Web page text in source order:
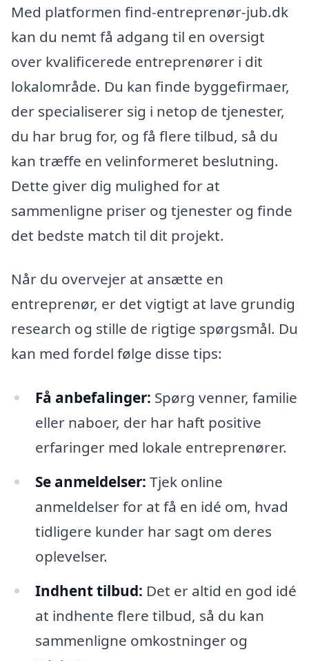
Med platformen find-entreprenør-jub.dk
kan du nemt få adgang til en oversigt
over kvalificerede entreprenører i dit
lokalområde. Du kan finde byggefirmaer,
der specialiserer sig i netop de tjenester,
du har brug for, og få flere tilbud, så du
kan træffe en velinformeret beslutning.
Dette giver dig mulighed for at
sammenligne priser og tjenester og finde
det bedste match til dit projekt.
Når du overvejer at ansætte en
entreprenør, er det vigtigt at lave grundig
research og stille de rigtige spørgsmål. Du
kan med fordel følge disse tips:
Få anbefalinger: Spørg venner, familie
eller naboer, der har haft positive
erfaringer med lokale entreprenører.
Se anmeldelser: Tjek online
anmeldelser for at få en idé om, hvad
tidligere kunder har sagt om deres
oplevelser.
Indhent tilbud: Det er altid en god idé
at indhente flere tilbud, så du kan
sammenligne omkostninger og